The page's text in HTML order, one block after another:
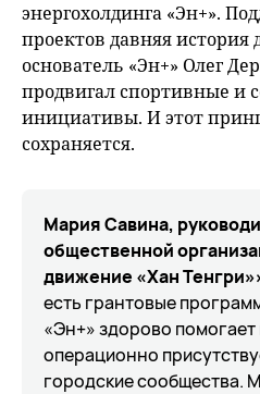
энергохолдинга «Эн+».
проектов давняя
основатель «Эн+» Олег
продвигал спортивные и
инициативы. И этот
сохраняется.
Мария Савина,
общественной
движение «Хан
есть грантовые
«Эн+» здорово
операционно
городские сообщества.